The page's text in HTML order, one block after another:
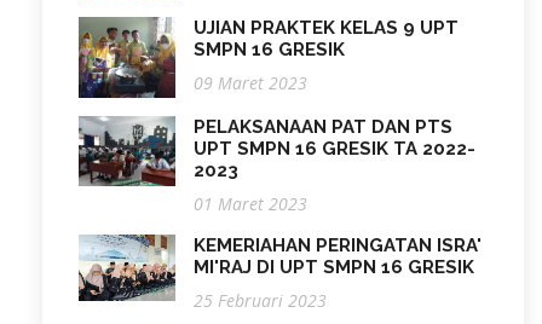
UJIAN PRAKTEK KELAS 9 UPT
SMPN 16 GRESIK
09 Maret 2023
PELAKSANAAN PAT DAN PTS
UPT SMPN 16 GRESIK TA 2022-
2023
01 Maret 2023
KEMERIAHAN PERINGATAN ISRA'
MI'RAJ DI UPT SMPN 16 GRESIK
25 Februari 2023